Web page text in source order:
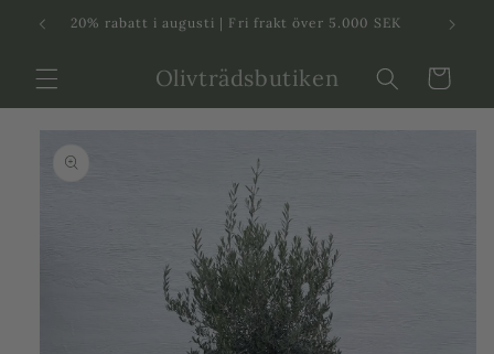
Svenska Dansk
20% rabatt i augusti | Fri frakt över 5.000 SEK
Olivträdsbutiken Varukorg
vidare till